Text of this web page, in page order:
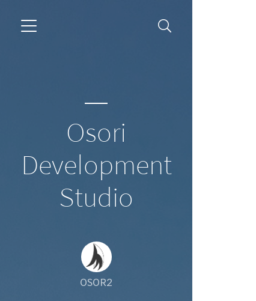
Osori
Development
Studio
OSOR2